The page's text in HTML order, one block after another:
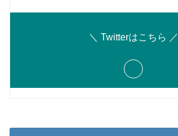
＼ Twitterはこちら ／